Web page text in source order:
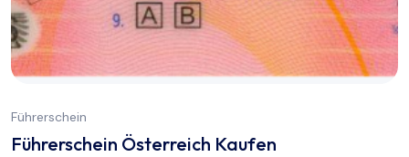
Führerschein
Führerschein Österreich Kaufen